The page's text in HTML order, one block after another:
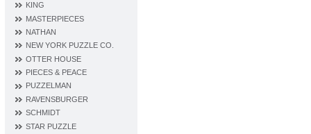
KING
MASTERPIECES
NATHAN
NEW YORK PUZZLE CO.
OTTER HOUSE
PIECES & PEACE
PUZZELMAN
RAVENSBURGER
SCHMIDT
STAR PUZZLE